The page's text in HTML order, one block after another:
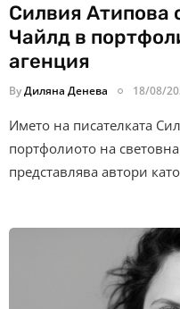
Силвия Атипова
Чайлд в
агенция
ByДиляна Денева 18/08/
Името на писателката
портфолиото на
представлява автори